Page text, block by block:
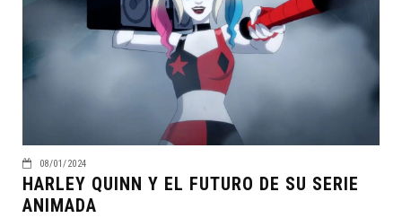
08/01/2024
HARLEY QUINN Y EL FUTURO DE SU SERIE
ANIMADA